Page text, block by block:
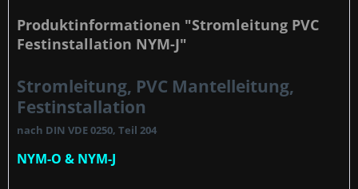
Produktinformationen "Stromleitung PVC
Festinstallation NYM-J"
Stromleitung, PVC Mantelleitung,
Festinstallation
nach DIN VDE 0250, Teil 204
NYM-O & NYM-J